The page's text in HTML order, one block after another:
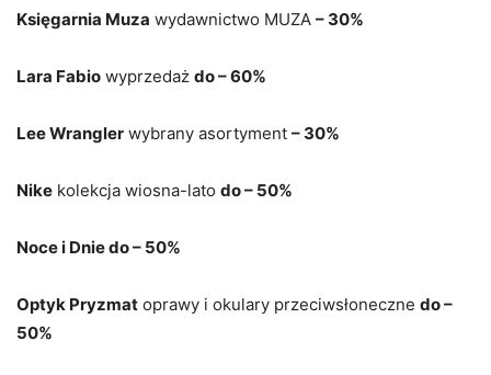
Księgarnia Muza wydawnictwo MUZA – 30%
Lara Fabio wyprzedaż do – 60%
Lee Wrangler wybrany asortyment – 30%
Nike kolekcja wiosna-lato do – 50%
Noce i Dnie do – 50%
Optyk Pryzmat oprawy i okulary przeciwsłoneczne do –
50%